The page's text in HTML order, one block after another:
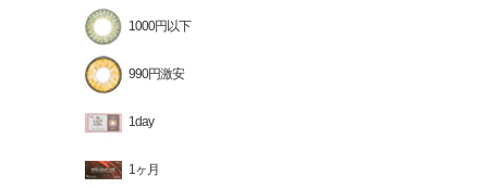
1000円以下
990円激安
1day
1ヶ月